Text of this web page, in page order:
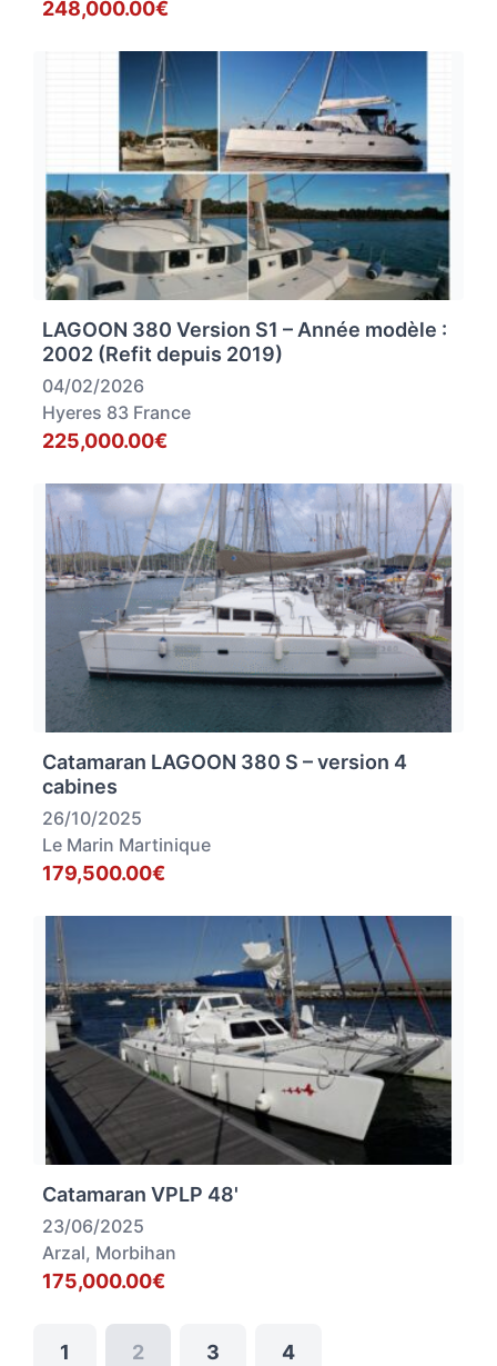
248,000.00€
LAGOON 380 Version S1 – Année modèle :
2002 (Refit depuis 2019)
04/02/2026
Hyeres 83 France
225,000.00€
Catamaran LAGOON 380 S – version 4
cabines
26/10/2025
Le Marin Martinique
179,500.00€
Catamaran VPLP 48'
23/06/2025
Arzal, Morbihan
175,000.00€
1 2 3 4